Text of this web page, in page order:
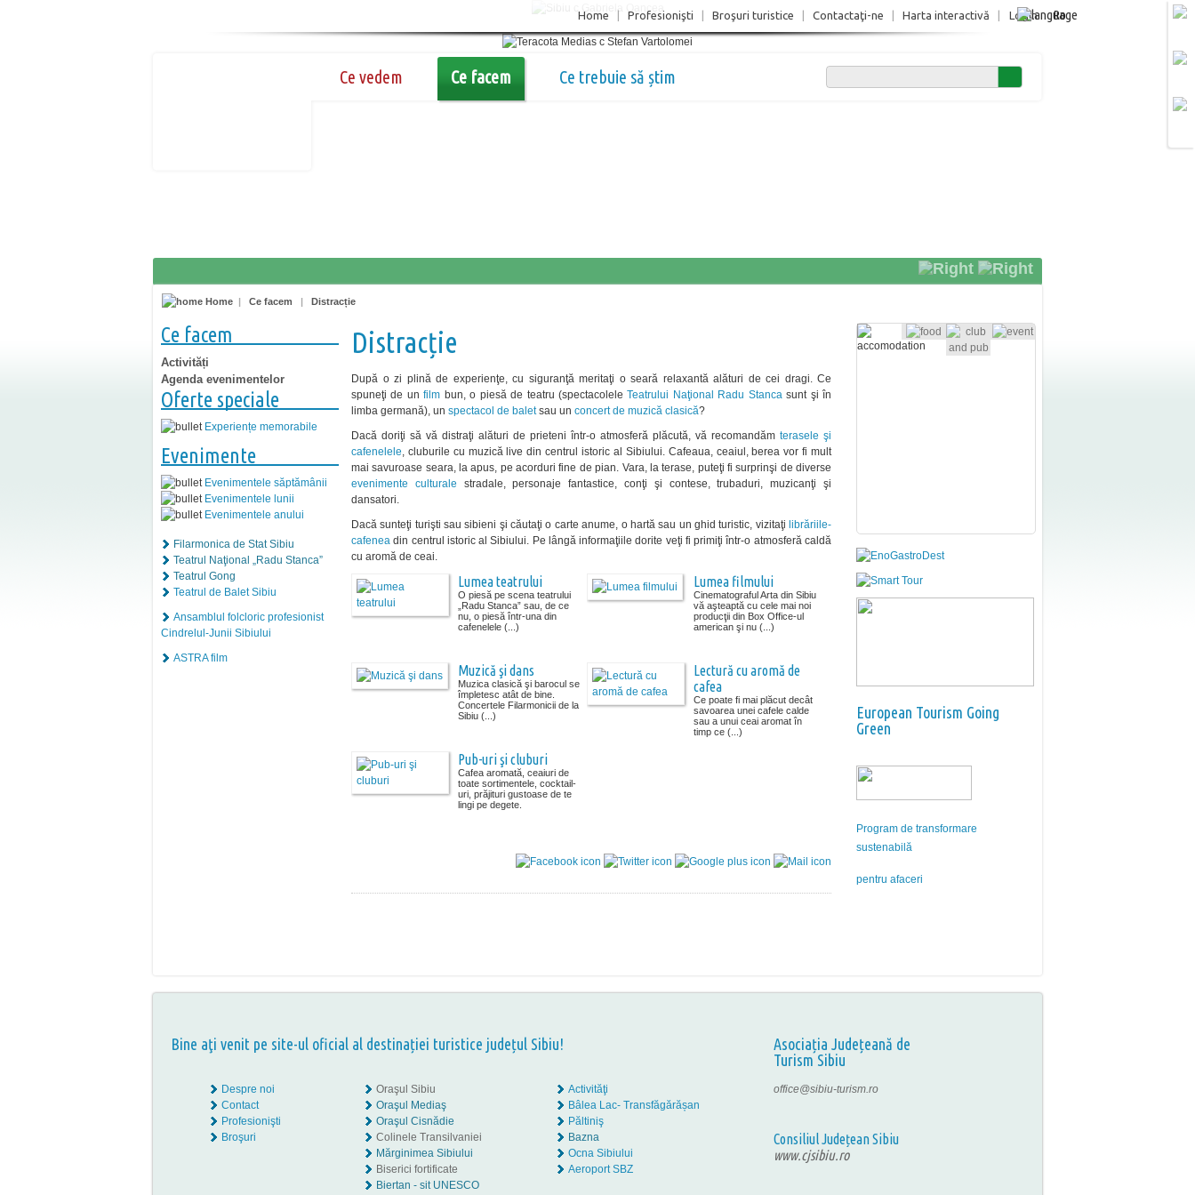
Login Ro
Home Profesionişti Broşuri turistice Contactaţi-ne Harta interactivă
Ce vedem Ce facem Ce trebuie să știm
Home | Ce facem | Distracție
Ce facem
Activități
Agenda evenimentelor
Oferte speciale
Experiențe memorabile
Evenimente
Evenimentele săptămânii
Evenimentele lunii
Evenimentele anului
Filarmonica de Stat Sibiu
Teatrul Naţional „Radu Stanca”
Teatrul Gong
Teatrul de Balet Sibiu
Ansamblul folcloric profesionist
Cindrelul-Junii Sibiului
ASTRA film
Distracție
După o zi plină de experienţe, cu siguranţă meritaţi o seară relaxantă alături de cei dragi. Ce
spuneţi de unfilm bun, o piesă de teatru (spectacoleleTeatrului Naţional Radu Stancasunt şi în
limba germană), un spectacol de baletsau un concert de muzică clasică?
Dacă doriţi să vă distraţi alături de prieteni într-o atmosferă plăcută, vă recomandăm terasele şi
cafenelele, cluburile cu muzică live din centrul istoric al Sibiului. Cafeaua, ceaiul, berea vor fi mult
mai savuroase seara, la apus, pe acorduri fine de pian. Vara, la terase, puteţi fi surprinşi de diverse
evenimente culturale stradale, personaje fantastice, conţi şi contese, trubaduri, muzicanţi şi
dansatori.
Dacă sunteţi turişti sau sibieni şi căutaţi o carte anume, o hartă sau un ghid turistic, vizitaţi librăriile-
cafenea din centrul istoric al Sibiului. Pe lângă informaţiile dorite veţi fi primiţi într-o atmosferă caldă
cu aromă de ceai.
Lumea teatrului
O piesă pe scena teatrului
„Radu Stanca” sau, de ce
nu, o piesă într-una din
cafenelele (...)
Lumea filmului
Cinematograful Arta din Sibiu
vă aşteaptă cu cele mai noi
producţii din Box Office-ul
american şi nu (...)
Muzică şi dans
Muzica clasică şi barocul se
împletesc atât de bine.
Concertele Filarmonicii de la
Sibiu (...)
Lectură cu aromă de
cafea
Ce poate fi mai plăcut decât
savoarea unei cafele calde
sau a unui ceai aromat în
timp ce (...)
Pub-uri şi cluburi
Cafea aromată, ceaiuri de
toate sortimentele, cocktail-
uri, prăjituri gustoase de te
lingi pe degete.
European Tourism Going
Green
Program de transformare
sustenabilă
pentru afaceri
Bine aţi venit pe site-ul oficial al destinației turistice județul Sibiu!
Asociația Județeană de
Turism Sibiu
Despre noi
Contact
Profesionişti
Broşuri
Oraşul Sibiu
Oraşul Mediaş
Oraşul Cisnădie
Colinele Transilvaniei
Mărginimea Sibiului
Biserici fortificate
Biertan - sit UNESCO
Activităţi
Bâlea Lac- Transfăgărășan
Păltiniş
Bazna
Ocna Sibiului
Aeroport SBZ
office@sibiu-turism.ro
Consiliul Județean Sibiu
www.cjsibiu.ro